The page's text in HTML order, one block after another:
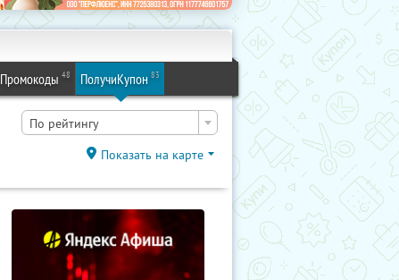
Промокоды 48 ПолучиКупон 83
По рейтингу
Показать на карте